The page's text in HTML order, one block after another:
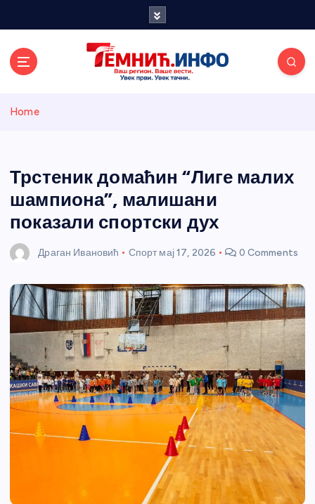
и портал
Home
Трстеник домаћин “Лиге малих
шампиона”, малишани
показали спортски дух
Драган Ивановић Спорт мај 17, 2026 0 Comments